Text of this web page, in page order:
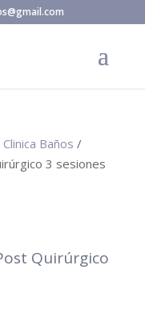
Baños /
3 sesiones
Quirúrgico